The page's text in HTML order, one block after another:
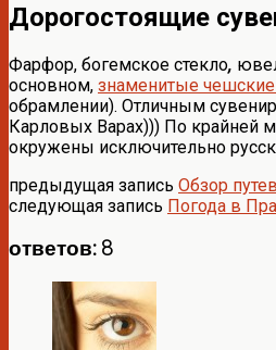
Дорогостоящие
Фарфор, богемское стекло,
основном, знаменитые чешские
обрамлении). Отличным
Карловых Варах))) По крайней
окружены исключительно
предыдущая запись Обзор
следующая запись Погода в
ответов: 8